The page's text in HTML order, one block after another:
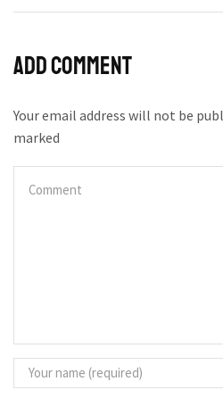
Add comment
Your email address will not be
marked